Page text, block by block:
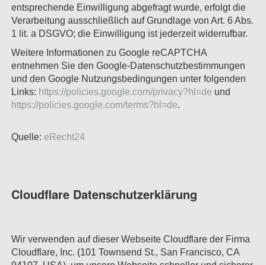
entsprechende Einwilligung abgefragt wurde, erfolgt die
Verarbeitung ausschließlich auf Grundlage von Art. 6 Abs.
1 lit. a DSGVO; die Einwilligung ist jederzeit widerrufbar.
Weitere Informationen zu Google reCAPTCHA
entnehmen Sie den Google-Datenschutzbestimmungen
und den Google Nutzungsbedingungen unter folgenden
Links: https://policies.google.com/privacy?hl=de und
https://policies.google.com/terms?hl=de.
Quelle: eRecht24
Cloudflare Datenschutzerklärung
Wir verwenden auf dieser Webseite Cloudflare der Firma
Cloudflare, Inc. (101 Townsend St., San Francisco, CA